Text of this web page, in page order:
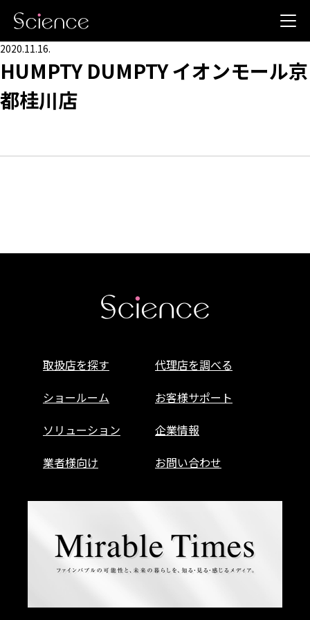
2020.11.16.
HUMPTY DUMPTY イオンモール京
都桂川店
取扱店を探す
代理店を調べる
ショールーム
お客様サポート
ソリューション
企業情報
業者様向け
お問い合わせ